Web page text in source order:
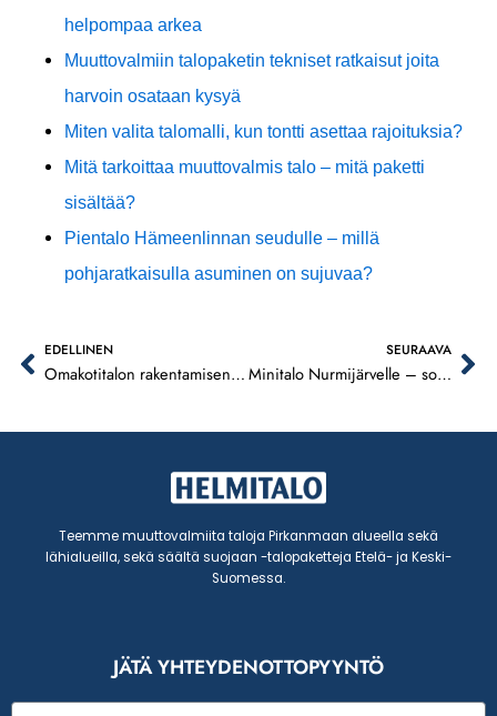
helpompaa arkea
Muuttovalmiin talopaketin tekniset ratkaisut joita
harvoin osataan kysyä
Miten valita talomalli, kun tontti asettaa rajoituksia?
Mitä tarkoittaa muuttovalmis talo – mitä paketti
sisältää?
Pientalo Hämeenlinnan seudulle – millä
pohjaratkaisulla asuminen on sujuvaa?
Prev
EDELLINEN
Omakotitalon rakentamisen kokonaiskustannukset – mitä kuuluu pakettiin ja mistä tulee lisälaskua?
SEURAAVA
Minitalo Nurmijärvelle – sopiiko kompakti omakotitalo lapsiperheen ensiasunnoksi?
Teemme muuttovalmiita taloja Pirkanmaan alueella sekä
lähialueilla, sekä säältä suojaan -talopaketteja Etelä- ja Keski-
Suomessa.
JÄTÄ YHTEYDENOTTOPYYNTÖ
Sähköposti